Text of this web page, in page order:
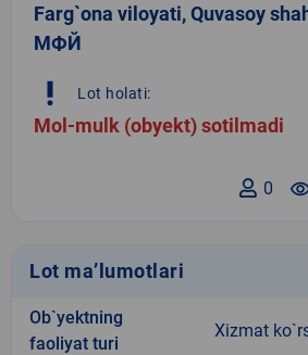
Farg`ona viloyati, Quvasoy
МФЙ
priority_high Lot holati:
Mol-mulk (obyekt) sotilmadi
0
Lot ma’lumotlari
Ob`yektning
faoliyat turi
Xizmat